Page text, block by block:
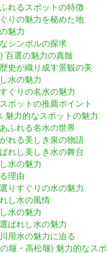
れるスポットの特徴
りの魅力を秘めた地
魅力
シンボルの探求
百選の魅力の真髄
史が織り成す景観の美
水の魅力
ぐりの名水の魅力
ポットの推薦ポイント
魅力的なスポットの魅力
ふれる名水の世界
れる美しき泉の物語
れし美しき水の舞台
水の魅力
理由
りすぐりの水の魅力
し水の風情
水の魅力
ばれし水の魅力
用水の魅力に迫る
堰・高松堰) 魅力的なス